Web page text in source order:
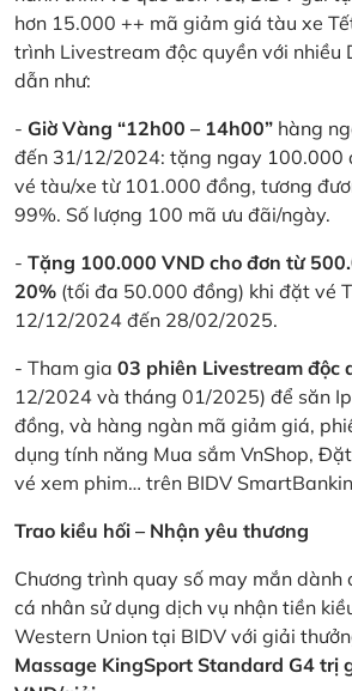
hơn 15.000 ++ mã giảm giá tàu xe
trình Livestream độc quyền với nhiều
dẫn như:
- Giờ Vàng “12h00 – 14h00” hàng
đến 31/12/2024: tặng ngay 100.000
vé tàu/xe từ 101.000 đồng, tương
99%. Số lượng 100 mã ưu đãi/ngày.
- Tặng 100.000 VND cho đơn từ
20% (tối đa 50.000 đồng) khi đặt vé
12/12/2024 đến 28/02/2025.
- Tham gia 03 phiên Livestream độc
12/2024 và tháng 01/2025) để săn
đồng, và hàng ngàn mã giảm giá,
dụng tính năng Mua sắm VnShop,
vé xem phim… trên BIDV
Trao kiều hối – Nhận yêu thương
Chương trình quay số may mắn dành
cá nhân sử dụng dịch vụ nhận tiền
Western Union tại BIDV với giải
Massage KingSport Standard G4 trị